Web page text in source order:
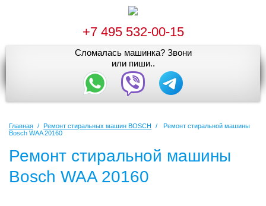
+7 495 532-00-15
Сломалась машинка? Звони
или пиши..
Главная / Ремонт стиральных машин BOSCH /
Ремонт стиральной машины
Bosch WAA 20160
Ремонт стиральной машины
Bosch WAA 20160